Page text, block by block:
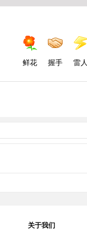
鲜花 握手 雷
关于我们